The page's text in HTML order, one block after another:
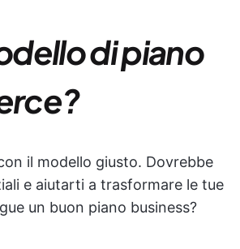
di piano
il modello giusto. Dovrebbe
e aiutarti a trasformare le tue
un buon piano business?